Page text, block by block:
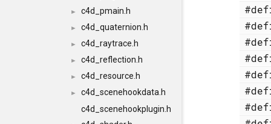
► c4d_pmain.h
► c4d_quaternion.h
► c4d_raytrace.h
► c4d_reflection.h
► c4d_resource.h
►
c4d_scenehookdata.h
c4d_scenehookplugin.h